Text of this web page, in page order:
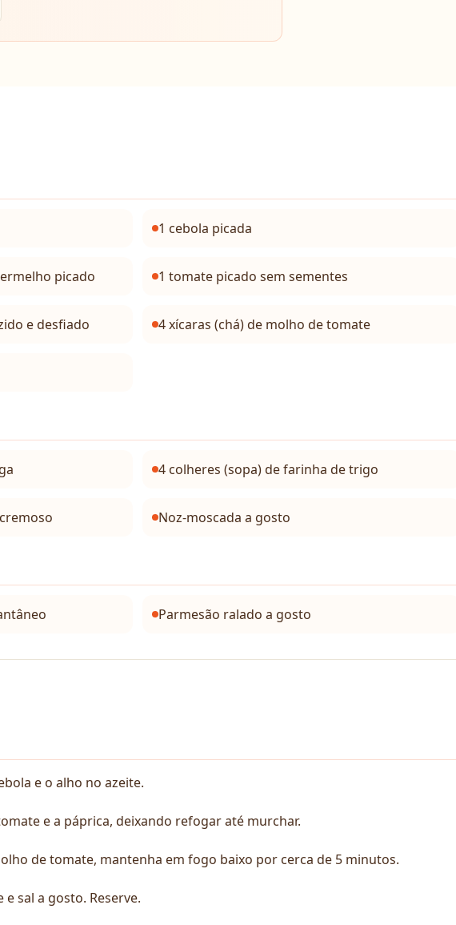
1 cebola picada
picado 1 tomate picado sem sementes
e desfiado 4 xícaras (chá) de molho de tomate
4 colheres (sopa) de farinha de trigo
Noz-moscada a gosto
Parmesão ralado a gosto
e o alho no azeite.
e a páprica, deixando refogar até murchar.
de tomate, mantenha em fogo baixo por cerca de 5 minutos.
sal a gosto. Reserve.